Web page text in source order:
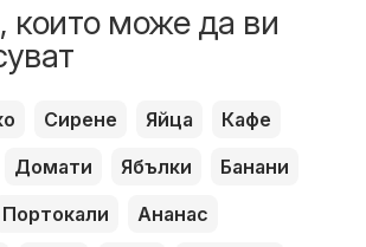
които може да ви
Сирене Яйца
Кафе
Домати Ябълки
Банани
Портокали
Ананас